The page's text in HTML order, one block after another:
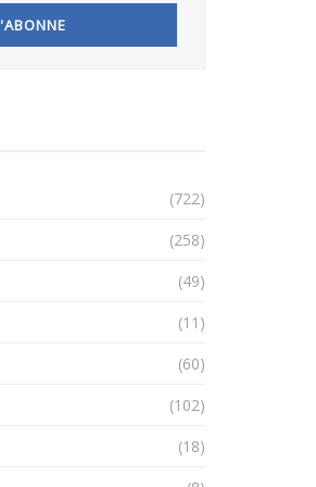
(722)
(258)
(49)
(11)
(60)
(102)
(18)